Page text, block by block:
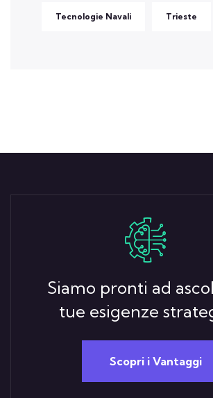
Tecnologie Navali Trieste
Siamo pronti ad
tue esigenze
Scopri i Vantaggi